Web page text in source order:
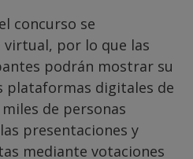
concurso se
por lo que las
podrán mostrar su
plataformas digitales de
miles de personas
presentaciones y
mediante votaciones